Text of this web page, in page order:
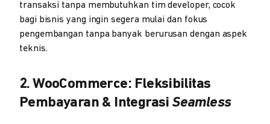
transaksi tanpa membutuhkan tim developer, cocok
bagi bisnis yang ingin segera mulai dan fokus
pengembangan tanpa banyak berurusan dengan aspek
teknis.
2. WooCommerce: Fleksibilitas
Pembayaran & IntegrasiSeamless